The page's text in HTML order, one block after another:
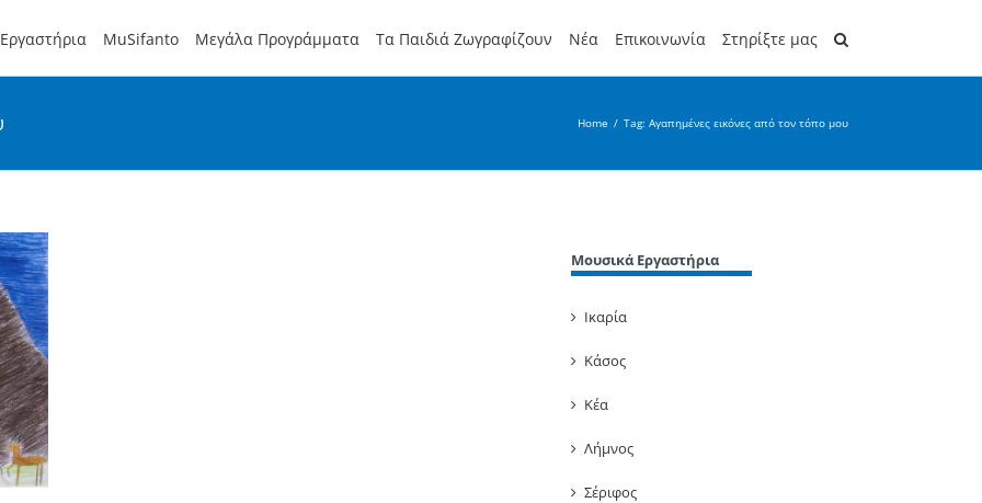
MuSifanto Μεγάλα Προγράμματα Τα Παιδιά Ζωγραφίζουν Νέα Επικοινωνία Στηρίξτε μας
Home / Tag: Αγαπημένες εικόνες από τον τόπο μου
Μουσικά Εργαστήρια
Ικαρία
Κάσος
Κέα
Λήμνος
Σέριφος